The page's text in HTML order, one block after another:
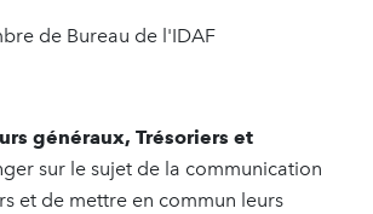
de Bureau de l'IDAF
généraux, Trésoriers et
sur le sujet de la communication
et de mettre en commun leurs